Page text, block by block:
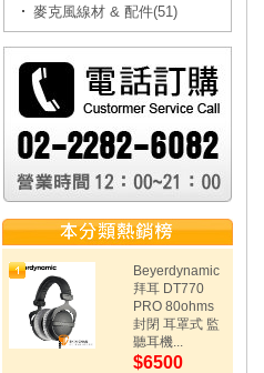
麥克風線材 & 配件(51)
Beyerdynamic
拜耳 DT770
PRO 80ohms
封閉 耳罩式 監
聽耳機...
$6500